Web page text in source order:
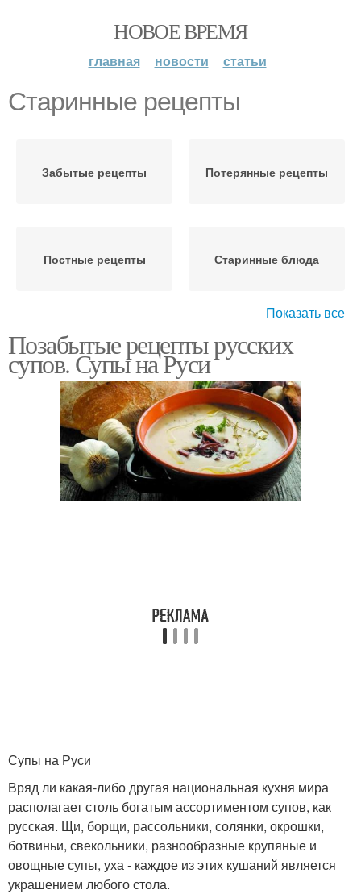
НОВОЕ ВРЕМЯ
главная новости статьи
Старинные рецепты
Забытые рецепты Потерянные рецепты
Постные рецепты Старинные блюда
Русские рецепты Вкусные рецепты
Старорусские рецепты Рецепты из деревни
Кулинарные рецепты Деревенские рецепты
Показать все
Позабытые рецепты русских
супов. Супы на Руси
Супы на Руси
Вряд ли какая-либо другая национальная кухня мира
располагает столь богатым ассортиментом супов, как
русская. Щи, борщи, рассольники, солянки, окрошки,
ботвиньи, свекольники, разнообразные крупяные и
овощные супы, уха - каждое из этих кушаний является
украшением любого стола.